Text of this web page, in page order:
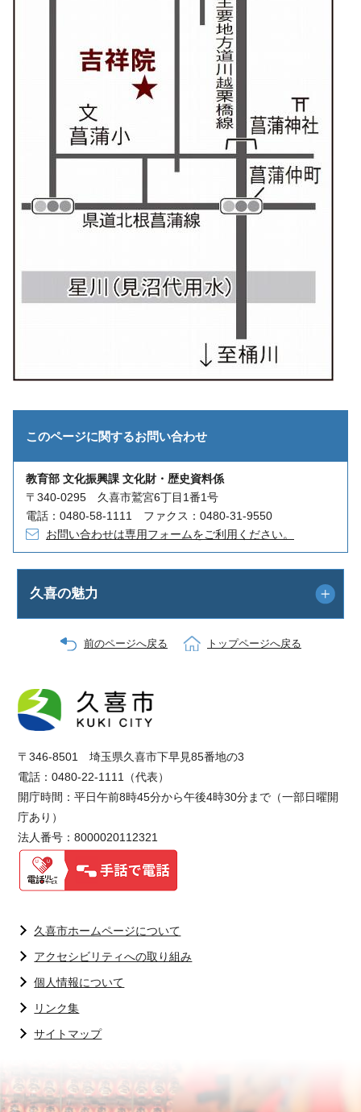
このページに関するお問い合わせ
教育部 文化振興課 文化財・歴史資料係
〒340-0295 久喜市鷲宮6丁目1番1号
電話：0480-58-1111 ファクス：0480-31-9550
お問い合わせは専用フォームをご利用ください。
久喜の魅力
前のページへ戻る トップページへ戻る
〒346-8501 埼玉県久喜市下早見85番地の3
電話：0480-22-1111（代表）
開庁時間：平日午前8時45分から午後4時30分まで（一部日曜開
庁あり）
法人番号：8000020112321
久喜市ホームページについて
アクセシビリティへの取り組み
個人情報について
リンク集
サイトマップ